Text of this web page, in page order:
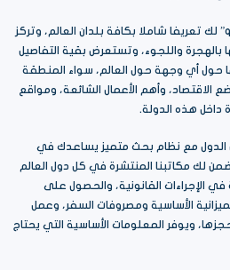
تقدم منصة “quarrydevinc.com” لك تعريفا شاملا بكافة بلدان العالم، وتركز
واللجوء، وتستعرض بقية التفاصيل
حول أي وجهة حول العالم، سواء المنطقة
الاقتصاد، وأهم الأعمال الشائعة، ومواقع
داخل هذه الدولة.
الدول مع نظام بحث متميز يساعدك في
لك مكاتبنا المنتشرة في كل دول العالم
الإجراءات القانونية، والحصول على
الأساسية ومصروفات السفر، وعمل
ويوفر المعلومات الأساسية التي يحتاج